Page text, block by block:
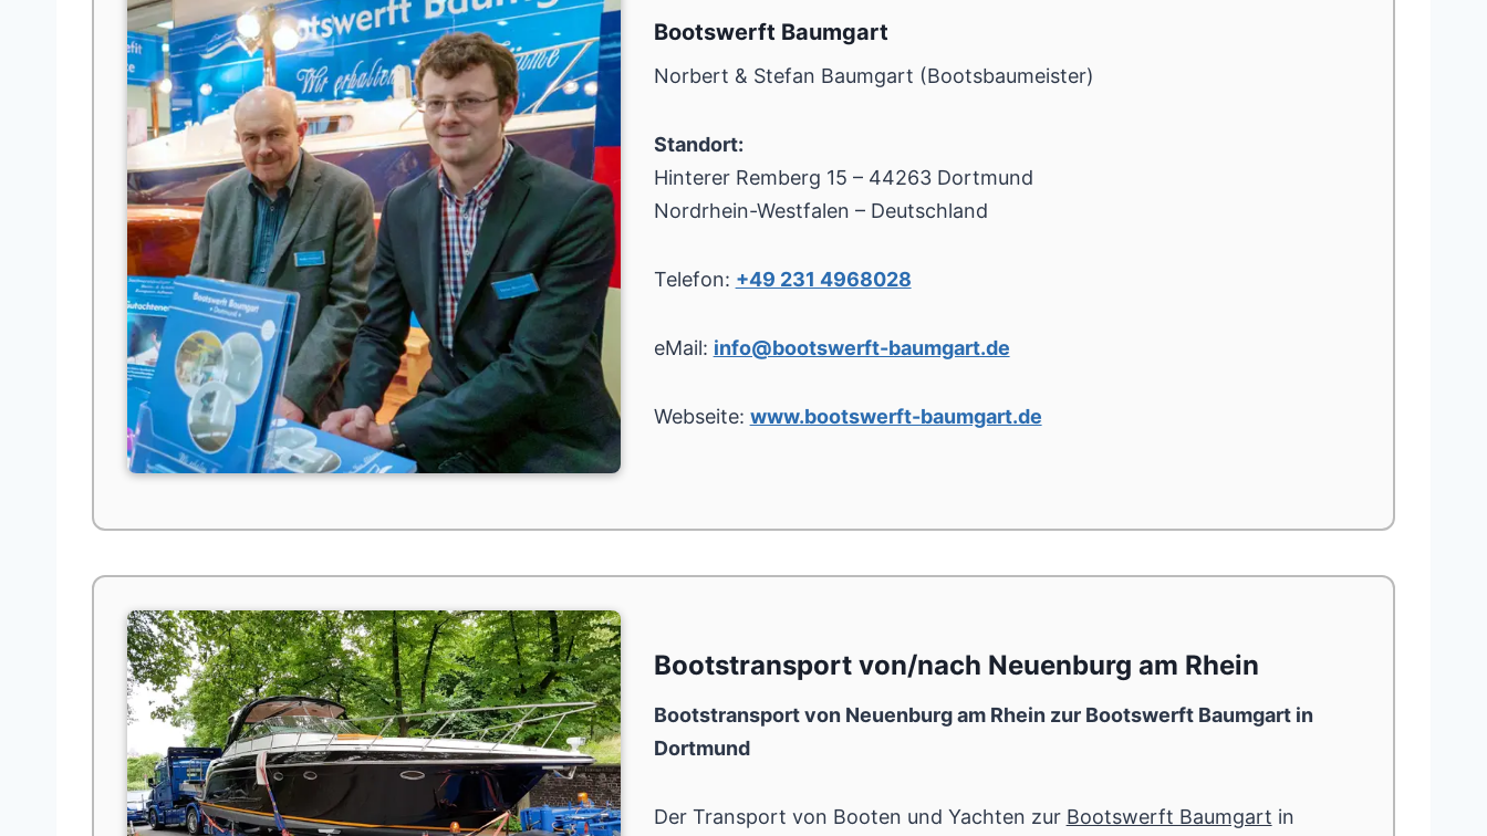
Bootswerft Baumgart
Norbert & Stefan Baumgart (Bootsbaumeister)
Standort:
Hinterer Remberg 15 – 44263 Dortmund
Nordrhein-Westfalen – Deutschland
Telefon: +49 231 4968028
eMail: info@bootswerft-baumgart.de
Webseite: www.bootswerft-baumgart.de
Bootstransport von/nach Neuenburg am Rhein
Bootstransport von Neuenburg am Rhein zur Bootswerft Baumgart in
Dortmund
Der Transport von Booten und Yachten zur Bootswerft Baumgart in